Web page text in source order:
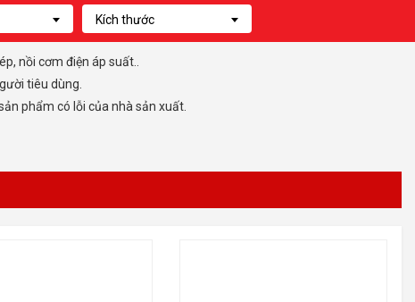
Kích thước
nồi cơm điện áp suất..
tiêu dùng.
phẩm có lỗi của nhà sản xuất.